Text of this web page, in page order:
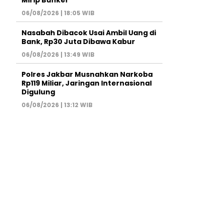
06/08/2026 | 18:05 WIB
Nasabah Dibacok Usai Ambil Uang di
Bank, Rp30 Juta Dibawa Kabur
06/08/2026 | 13:49 WIB
Polres Jakbar Musnahkan Narkoba
Rp119 Miliar, Jaringan Internasional
Digulung
06/08/2026 | 13:12 WIB